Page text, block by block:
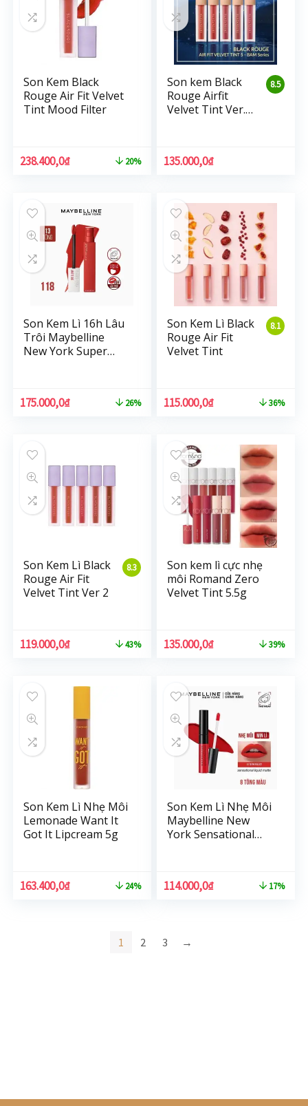
Son Kem Black
Rouge Air Fit Velvet
Tint Mood Filter
238.400,0₫ 20%
8.5
Son kem Black
Rouge Airfit
Velvet Tint Ver.5
135.000,0₫
Son Kem Lì 16h Lâu
Trôi Maybelline
New York Super
175.000,0₫ 26%
8.1
Son Kem Lì Black
Rouge Air Fit
Velvet Tint
115.000,0₫ 36%
8.3
Son Kem Lì Black
Rouge Air Fit
Velvet Tint Ver 2
119.000,0₫ 43%
Son kem lì cực nhẹ
môi Romand Zero
Velvet Tint 5.5g
135.000,0₫ 39%
Son Kem Lì Nhẹ Môi
Lemonade Want It
Got It Lipcream 5g
163.400,0₫ 24%
Son Kem Lì Nhẹ Môi
Maybelline New
York Sensational
114.000,0₫ 17%
1 2 3 →